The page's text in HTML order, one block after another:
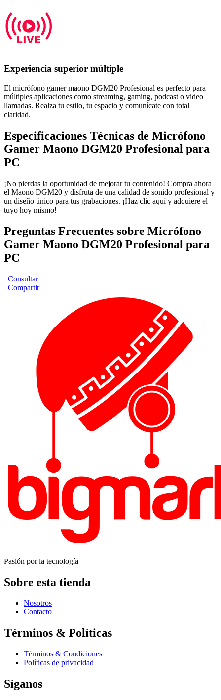
Experiencia superior múltiple
El micrófono gamer maono DGM20 Profesional es perfecto para
múltiples aplicaciones como streaming, gaming, podcast o video
llamadas. Realza tu estilo, tu espacio y comunícate con total
claridad.
Especificaciones Técnicas de Micrófono
Gamer Maono DGM20 Profesional para
PC
¡No pierdas la oportunidad de mejorar tu contenido! Compra ahora
el Maono DGM20 y disfruta de una calidad de sonido profesional y
un diseño único para tus grabaciones. ¡Haz clic aquí y adquiere el
tuyo hoy mismo!
Preguntas Frecuentes sobre Micrófono
Gamer Maono DGM20 Profesional para
PC
Consultar
Compartir
Pasión por la tecnología
Sobre esta tienda
Nosotros
Contacto
Términos & Políticas
Términos & Condiciones
Políticas de privacidad
Síganos